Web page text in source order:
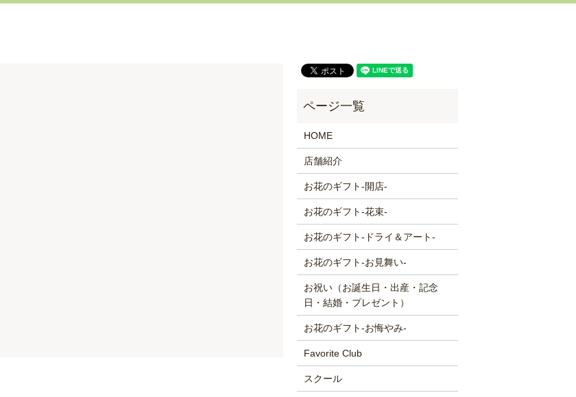
HOME
店舗紹介
お花のギフト-開店-
お花のギフト-花束-
お花のギフト-ドライ＆アート-
お花のギフト-お見舞い-
お祝い（お誕生日・出産・記念
日・結婚・プレゼント）
お花のギフト-お悔やみ-
Favorite Club
スクール